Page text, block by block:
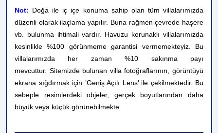
Not: Doğa ile iç içe konuma sahip olan tüm villalarımızda
düzenli olarak ilaçlama yapılır. Buna rağmen çevrede haşere
vb. bulunma ihtimali vardır. Havuzu korunaklı villalarımızda
kesinlikle %100 görünmeme garantisi vermemekteyiz. Bu
villalarımızda her zaman %10 sakınma payı
mevcuttur. Sitemizde bulunan villa fotoğraflarının, görüntüyü
ekrana sığdırmak için ’Geniş Açılı Lens’ ile çekilmektedir. Bu
sebeple resimlerdeki objeler, gerçek boyutlarından daha
büyük veya küçük görünebilmekte.